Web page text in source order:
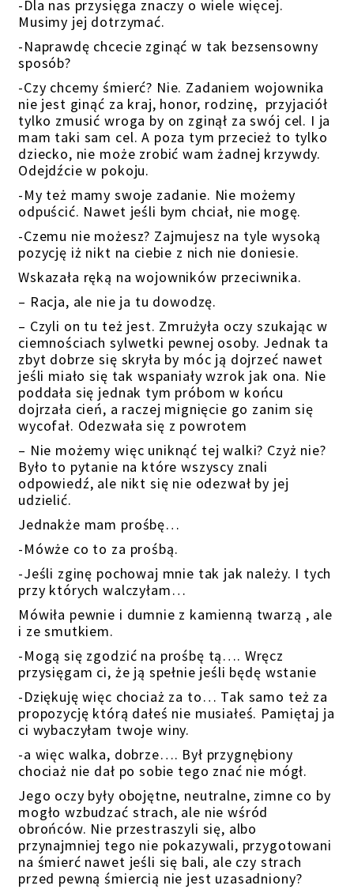
-Dla nas przysięga znaczy o wiele więcej.
Musimy jej dotrzymać.
-Naprawdę chcecie zginąć w tak bezsensowny
sposób?
-Czy chcemy śmierć? Nie. Zadaniem wojownika
nie jest ginąć za kraj, honor, rodzinę, przyjaciół
tylko zmusić wroga by on zginął za swój cel. I ja
mam taki sam cel. A poza tym przecież to tylko
dziecko, nie może zrobić wam żadnej krzywdy.
Odejdźcie w pokoju.
-My też mamy swoje zadanie. Nie możemy
odpuścić. Nawet jeśli bym chciał, nie mogę.
-Czemu nie możesz? Zajmujesz na tyle wysoką
pozycję iż nikt na ciebie z nich nie doniesie.
Wskazała ręką na wojowników przeciwnika.
– Racja, ale nie ja tu dowodzę.
– Czyli on tu też jest. Zmrużyła oczy szukając w
ciemnościach sylwetki pewnej osoby. Jednak ta
zbyt dobrze się skryła by móc ją dojrzeć nawet
jeśli miało się tak wspaniały wzrok jak ona. Nie
poddała się jednak tym próbom w końcu
dojrzała cień, a raczej mignięcie go zanim się
wycofał. Odezwała się z powrotem
– Nie możemy więc uniknąć tej walki? Czyż nie?
Było to pytanie na które wszyscy znali
odpowiedź, ale nikt się nie odezwał by jej
udzielić.
Jednakże mam prośbę…
-Mówże co to za prośbą.
-Jeśli zginę pochowaj mnie tak jak należy. I tych
przy których walczyłam…
Mówiła pewnie i dumnie z kamienną twarzą , ale
i ze smutkiem.
-Mogą się zgodzić na prośbę tą…. Wręcz
przysięgam ci, że ją spełnie jeśli będę wstanie
-Dziękuję więc chociaż za to… Tak samo też za
propozycję którą dałeś nie musiałeś. Pamiętaj ja
ci wybaczyłam twoje winy.
-a więc walka, dobrze…. Był przygnębiony
chociaż nie dał po sobie tego znać nie mógł.
Jego oczy były obojętne, neutralne, zimne co by
mogło wzbudzać strach, ale nie wśród
obrońców. Nie przestraszyli się, albo
przynajmniej tego nie pokazywali, przygotowani
na śmierć nawet jeśli się bali, ale czy strach
przed pewną śmiercią nie jest uzasadniony?